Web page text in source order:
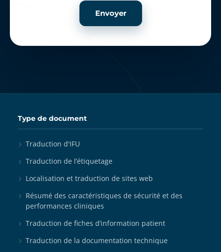
Envoyer
Type de document
Traduction d'IFU
Traduction de l’étiquetage
Localisation et traduction de sites web
Résumé des caractéristiques de sécurité et des
performances cliniques
Traduction de fiches d’information patient
Traduction de la documentation technique